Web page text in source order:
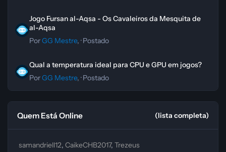
Jogo Fursan al-Aqsa - Os Cavaleiros da Mesquita de
al-Aqsa
PorGG Mestre, ·Postado
Qual a temperatura ideal para CPU e GPU em jogos?
PorGG Mestre, ·Postado
Quem Está Online (lista completa)
samandriell12 CaikeCHB2017 Trezeus